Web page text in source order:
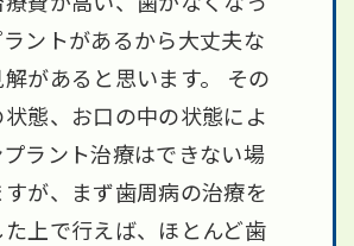
ントがあるから大丈夫な
があると思います。 その
態、お口の中の状態によ
ラント治療はできない場
が、まず歯周病の治療を
た上で行えば、ほとんど歯